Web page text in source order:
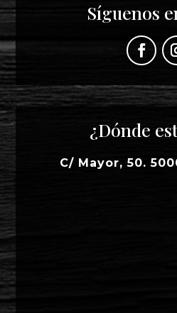
Síguenos
¿Dónde
C/ Mayor, 50.